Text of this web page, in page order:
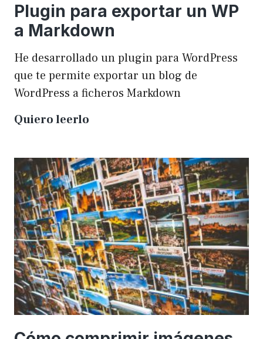
Plugin para exportar un WP
a Markdown
He desarrollado un plugin para WordPress
que te permite exportar un blog de
WordPress a ficheros Markdown
Quiero leerlo
exportar
un
WP
a
Markdown